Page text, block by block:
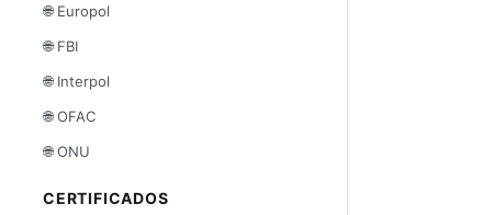
🌐 Europol
🌐 FBI
🌐 Interpol
🌐 OFAC
🌐 ONU
CERTIFICADOS